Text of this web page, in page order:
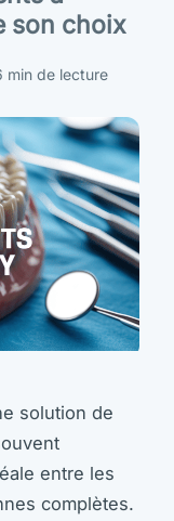
son choix
min de lecture
solution de
entre les
complètes.